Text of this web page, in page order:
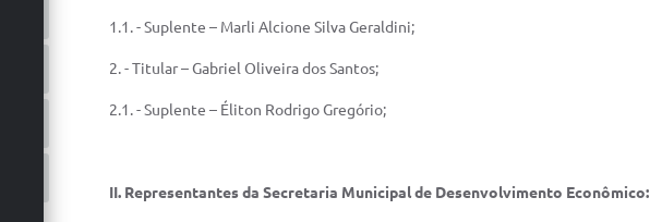
1.1. - Suplente – Marli Alcione Silva Geraldini;
2. - Titular – Gabriel Oliveira dos Santos;
2.1. - Suplente – Éliton Rodrigo Gregório;
II. Representantes da Secretaria Municipal de Desenvolvimento Econômico: